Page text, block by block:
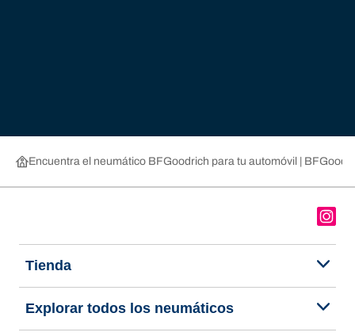
Encuentra el neumático BFGoodrich para tu automóvil |
Tienda
Explorar todos los neumáticos